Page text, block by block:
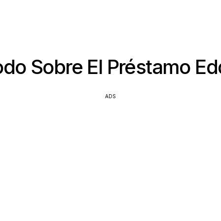
Sobre El Préstamo
ADS